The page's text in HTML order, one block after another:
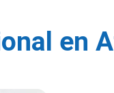
en